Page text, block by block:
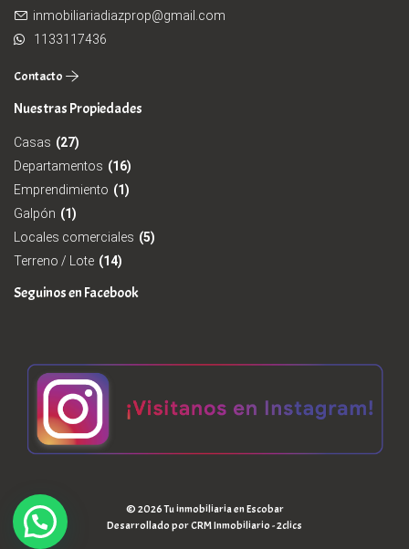
inmobiliariadiazprop@gmail.com
1133117436
Contacto
Nuestras Propiedades
Casas (27)
Departamentos (16)
Emprendimiento (1)
Galpón (1)
Locales comerciales (5)
Terreno / Lote (14)
Seguinos en Facebook
© 2026 Tu inmobiliaria en Escobar
Desarrollado porCRM Inmobiliario - 2clics